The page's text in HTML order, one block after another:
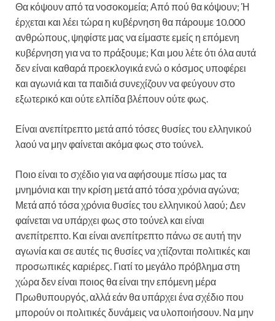
Θα κόψουν από τα νοσοκομεία; Από πού θα κόψουν; Ή
έρχεται και λέει τώρα η κυβέρνηση θα πάρουμε 10.000
ανθρώπους, ψηφίστε μας να είμαστε εμείς η επόμενη
κυβέρνηση για να το πράξουμε; Και μου λέτε ότι όλα αυτά
δεν είναι καθαρά προεκλογικά ενώ ο κόσμος υποφέρει
και αγωνιά και τα παιδιά συνεχίζουν να φεύγουν στο
εξωτερικό και ούτε ελπίδα βλέπουν ούτε φως.
Είναι ανεπίτρεπτο μετά από τόσες θυσίες του ελληνικού
λαού να μην φαίνεται ακόμα φως στο τούνελ.
Ποιο είναι το σχέδιο για να αφήσουμε πίσω μας τα
μνημόνια και την κρίση μετά από τόσα χρόνια αγώνα;
Μετά από τόσα χρόνια θυσίες του ελληνικού λαού; Δεν
φαίνεται να υπάρχει φως στο τούνελ και είναι
ανεπίτρεπτο. Και είναι ανεπίτρεπτο πάνω σε αυτή την
αγωνία και σε αυτές τις θυσίες να χτίζονται πολιτικές και
προσωπικές καριέρες. Γιατί το μεγάλο πρόβλημα στη
χώρα δεν είναι ποιος θα είναι την επόμενη μέρα
Πρωθυπουργός, αλλά εάν θα υπάρχει ένα σχέδιο που
μπορούν οι πολιτικές δυνάμεις να υλοποιήσουν. Να μην